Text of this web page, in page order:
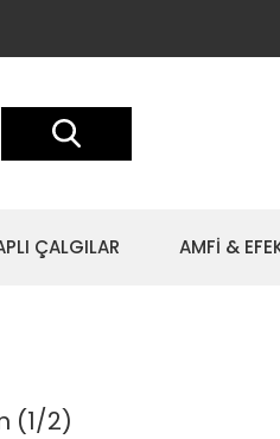
ÇALGILAR AMFİ &
(1/2)